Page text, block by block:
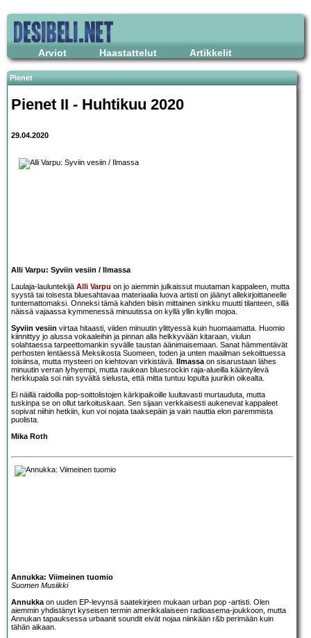
Arviot Haastattelut Artikkelit
Pienet
Pienet II - Huhtikuu 2020
29.04.2020
Alli Varpu: Syviin vesiin / Ilmassa
Laulaja-lauluntekijä Alli Varpu on jo aiemmin julkaissut muutaman kappaleen, mutta
syystä tai toisesta bluesahtavaa materiaalia luova artisti on jäänyt allekirjoittaneelle
tuntemattomaksi. Onneksi tämä kahden biisin mittainen sinkku muutti tilanteen, sillä
näissä vajaassa kymmenessä minuutissa on kyllä yllin kyllin mojoa.
Syviin vesiin virtaa hitaasti, viiden minuutin ylittyessä kuin huomaamatta. Huomio
kiinnittyy jo alussa vokaaleihin ja pinnan alla helkkyvään kitaraan, viulun
solahtaessa tarpeettomankin syvälle taustan äänimaisemaan. Sanat hämmentävät
perhosten lentäessä Meksikosta Suomeen, toden ja unten maailman sekoittuessa
toisiinsa, mutta mysteeri on kiehtovan virkistävä.
Ilmassaon sisarustaan lähes
minuutin verran lyhyempi, mutta raukean bluesrockin raja-alueilla kääntyilevä
herkkupala soi niin syvältä sielusta, että mitta tuntuu lopulta juurikin oikealta.
Ei näillä raidoilla pop-soittolistojen kärkipaikoille luultavasti murtauduta, mutta
tuskinpa se on ollut tarkoituskaan. Sen sijaan verkkaisesti aukenevat kappaleet
sopivat niihin hetkiin, kun voi nojata taaksepäin ja vain nauttia elon paremmista
puolista.
Mika Roth
Annukka: Viimeinen tuomio
Suomen Musiikki
Annukka on uuden EP-levynsä saatekirjeen mukaan urban pop -artisti. Olen
aiemmin yhdistänyt kyseisen termin amerikkalaiseen radioasema-joukkoon, mutta
Annukan tapauksessa urbaanit soundit eivät nojaa niinkään r&b perimään kuin
tähän aikaan.